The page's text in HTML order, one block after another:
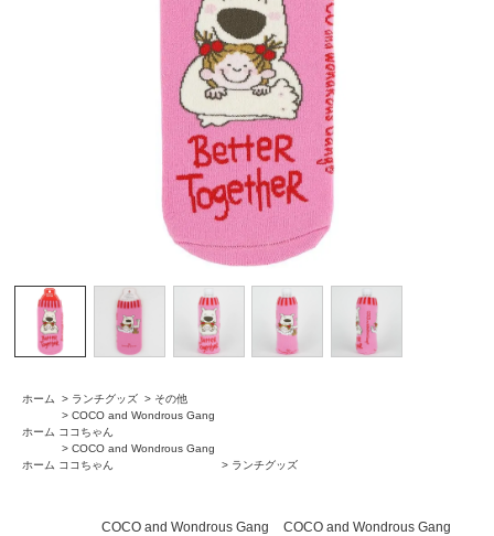
ホーム > ランチグッズ > その他
ホーム
> COCO and Wondrous Gang
ココちゃん
ホーム
> COCO and Wondrous Gang
ココちゃん
> ランチグッズ
COCO and Wondrous Gang
COCO and Wondrous Gang